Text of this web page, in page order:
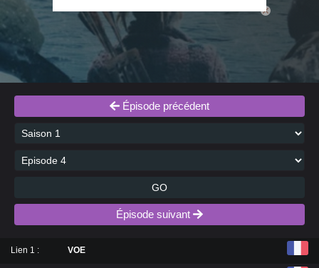
close
Épisode précédent
GO
Épisode suivant
Lien 1 : VOE